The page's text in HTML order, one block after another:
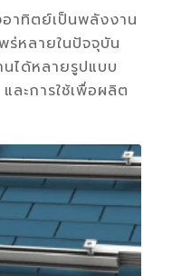
าทิตย์เป็นพลังงาน
ร่หลายในปัจจุบัน
นได้หลายรูปแบบ
ละการใช้เพื่อผลิต